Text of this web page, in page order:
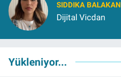
SIDDIKA BALAKAN
Dijital Vicdan
Yükleniyor...